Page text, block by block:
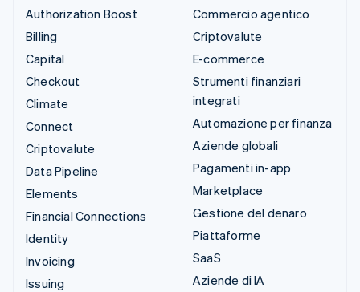
Authorization Boost
Billing
Capital
Checkout
Climate
Connect
Criptovalute
Data Pipeline
Elements
Financial Connections
Identity
Invoicing
Issuing
Commercio agentico
Criptovalute
E-commerce
Strumenti finanziari
integrati
Automazione per finanza
Aziende globali
Pagamenti in-app
Marketplace
Gestione del denaro
Piattaforme
SaaS
Aziende di IA